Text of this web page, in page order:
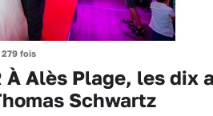
fois
À Alès Plage, les dix
Schwartz